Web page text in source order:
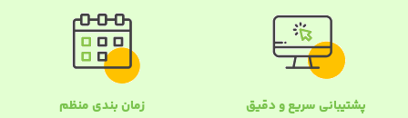
پشتیبانی سریع و دقیق زمان بندی منظم